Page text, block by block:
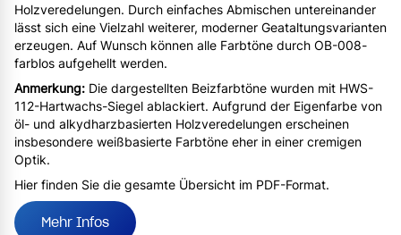
Holzveredelungen. Durch einfaches Abmischen untereinander
lässt sich eine Vielzahl weiterer, moderner Geataltungsvarianten
erzeugen. Auf Wunsch können alle Farbtöne durch OB-008-
farblos aufgehellt werden.
Anmerkung: Die dargestellten Beizfarbtöne wurden mit HWS-
112-Hartwachs-Siegel ablackiert. Aufgrund der Eigenfarbe von
öl- und alkydharzbasierten Holzveredelungen erscheinen
insbesondere weißbasierte Farbtöne eher in einer cremigen
Optik.
Hier finden Sie die gesamte Übersicht im PDF-Format.
Mehr Infos